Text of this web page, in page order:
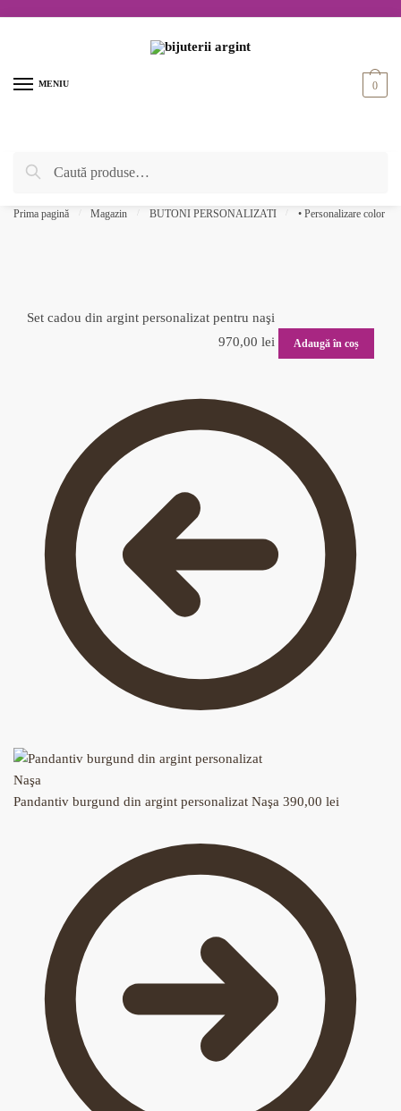
MENIU
Caută
după:
Caută
0
Prima pagină Magazin / BUTONI PERSONALIZATI / • Personalizare color
Set cadou din argint personalizat pentru naşi
970,00lei Adaugă în coș
Pandantiv burgund din argint personalizat Naşa 390,00 lei